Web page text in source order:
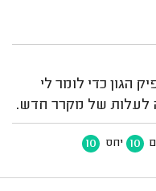
הגון כדי לומר לי
לעלות של מקרר חדש.
10 יחס 10